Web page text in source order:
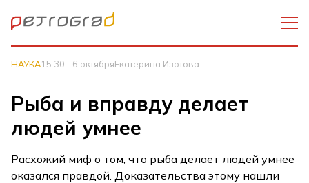
НАУКА15:30 - 6 октябряЕкатерина Изотова
Рыба и вправду делает
людей умнее
Расхожий миф о том, что рыба делает людей умнее
оказался правдой. Доказательства этому нашли